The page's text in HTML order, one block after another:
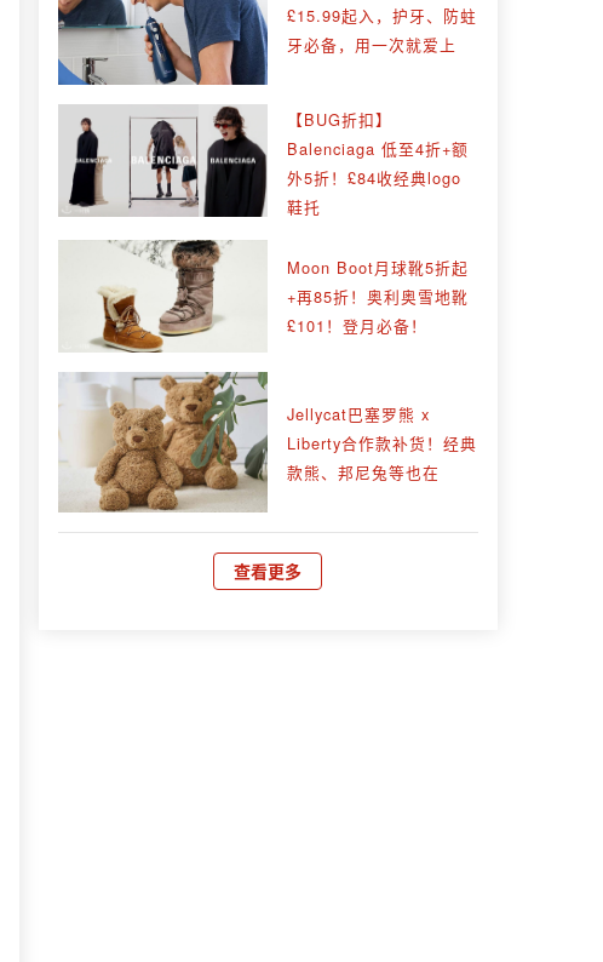
£15.99起入，护牙、防蛀
牙必备，用一次就爱上
【BUG折扣】
Balenciaga 低至4折+额
外5折！£84收经典logo
鞋托
Moon Boot月球靴5折起
+再85折！奥利奥雪地靴
£101！登月必备！
Jellycat巴塞罗熊 x
Liberty合作款补货！经典
款熊、邦尼兔等也在
查看更多